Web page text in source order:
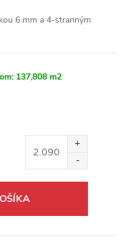
6 mm a 4-stranným
137,808 m2